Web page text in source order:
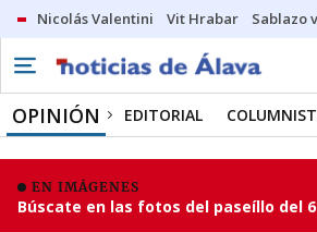
Nicolás Valentini Vit Hrabar Sablazo
OPINIÓN EDITORIAL
EN IMÁGENES
Búscate en las fotos del paseíllo del